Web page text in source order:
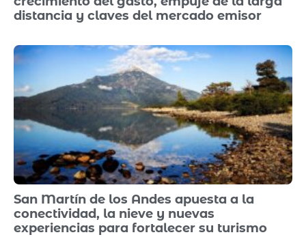
distancia y claves del mercado emisor
San Martín de los Andes apuesta a la
conectividad, la nieve y nuevas
experiencias para fortalecer su turismo